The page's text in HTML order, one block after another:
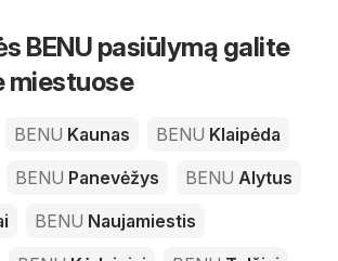
BENU pasiūlymą galite
miestuose
BENU Kaunas BENU Klaipėda
BENU Panevėžys BENU Alytus
BENU Naujamiestis